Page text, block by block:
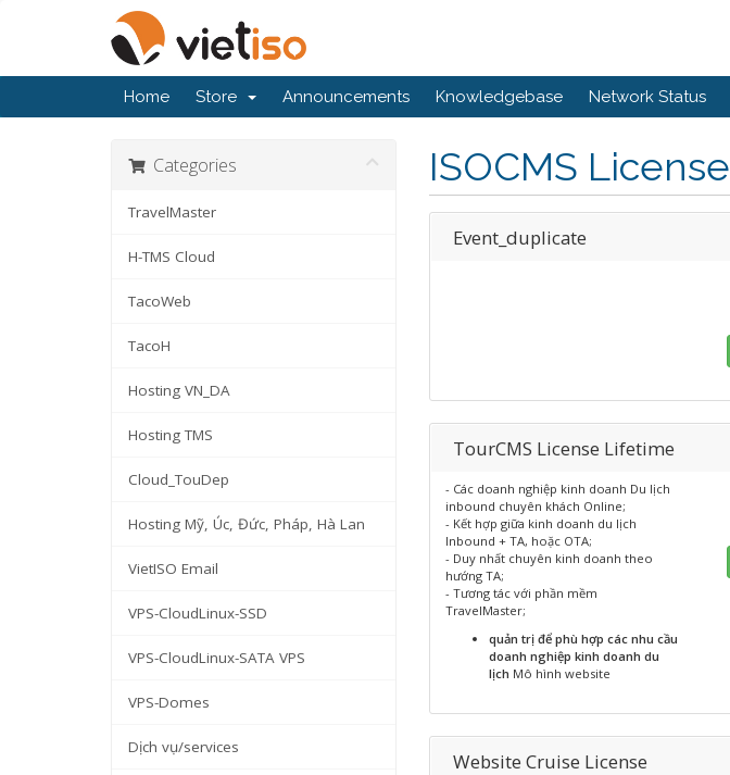
Home Store Announcements Knowledgebase Network Status
Categories
TravelMaster
H-TMS Cloud
TacoWeb
TacoH
Hosting VN_DA
Hosting TMS
Cloud_TouDep
Hosting Mỹ, Úc, Đức, Pháp, Hà Lan
VietISO Email
VPS-CloudLinux-SSD
VPS-CloudLinux-SATA VPS
VPS-Domes
Dịch vụ/services
ISOCMS License
Event_duplicate
TourCMS License Lifetime
- Các doanh nghiệp kinh doanh Du lịch
inbound chuyên khách Online;
- Kết hợp giữa kinh doanh du lịch
Inbound + TA, hoặc OTA;
- Duy nhất chuyên kinh doanh theo
hướng TA;
- Tương tác với phần mềm
TravelMaster;
quản trị để phù hợp các nhu cầu
doanh nghiệp kinh doanh du
lịch Mô hình website
Website Cruise License